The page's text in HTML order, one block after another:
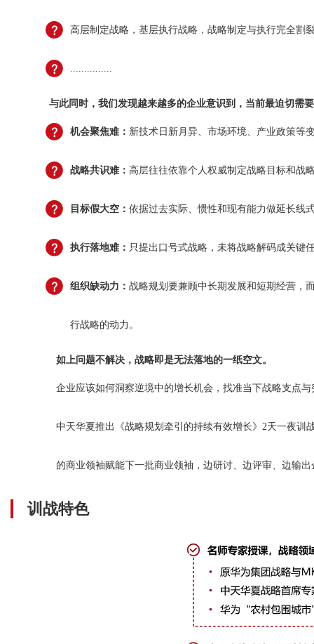
高层制定战略，基层执行战略，战略制定与执行完全割
...............
与此同时，我们发现越来越多的企业意识到，当前最迫切需
机会聚焦难： 新技术日新月异、市场环境、产业政策等
战略共识难： 高层往往依靠个人权威制定战略目标和战
目标假大空： 依据过去实际、惯性和现有能力做延长线
执行落地难： 只提出口号式战略，未将战略解码成关键
组织缺动力： 战略规划要兼顾中长期发展和短期经营，
行战略的动力。
如上问题不解决，战略即是无法落地的一纸空文。
企业应该如何洞察逆境中的增长机会，找准当下战略支点与
中天华夏推出《战略规划牵引的持续有效增长》2天一夜
的商业领袖赋能下一批商业领袖，边研讨、边评审、边输
训战特色